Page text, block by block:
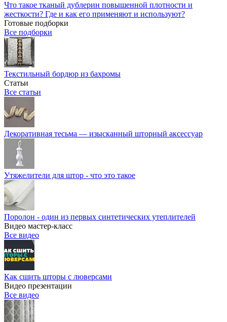
Что такое тканый дублерин повышенной плотности и
жесткости? Где и как его применяют и используют?
Готовые подборки
Все подборки
Текстильный бордюр из бахромы
Статьи
Все статьи
Декоративная тесьма — изысканный шторный аксессуар
Утяжелители для штор - что это такое
Поролон - один из первых синтетических утеплителей
Видео мастер-класс
Все видео
Как сшить шторы с люверсами
Видео презентации
Все видео